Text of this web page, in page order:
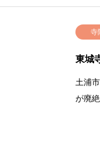
寺
東城
土浦
が廃